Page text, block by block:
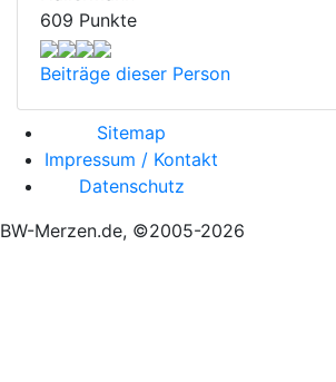
609 Punkte
Beiträge dieser Person
Sitemap
Impressum / Kontakt
Datenschutz
BW-Merzen.de, ©2005-2026